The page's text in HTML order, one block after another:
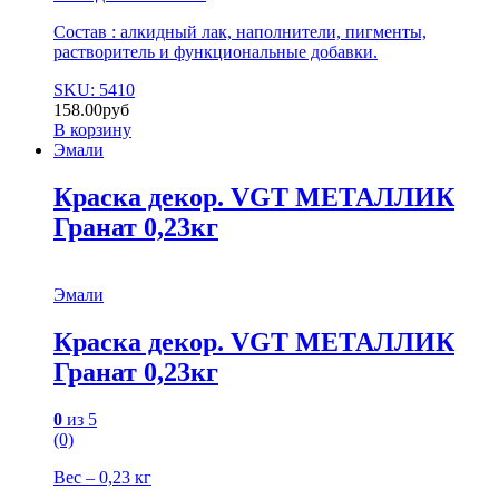
Состав : алкидный лак, наполнители, пигменты,
растворитель и функциональные добавки.
SKU: 5410
158.00руб
В корзину
Эмали
Краска декор. VGT МЕТАЛЛИК
Гранат 0,23кг
Эмали
Краска декор. VGT МЕТАЛЛИК
Гранат 0,23кг
0 из 5
(0)
Вес – 0,23 кг